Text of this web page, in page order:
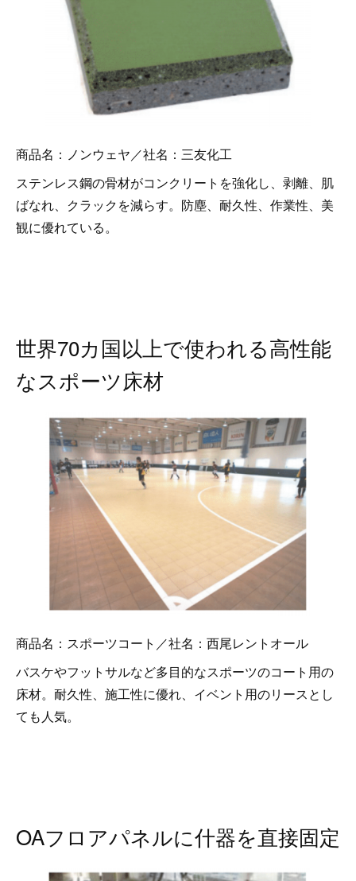
商品名：ノンウェヤ／社名：三友化工
ステンレス鋼の骨材がコンクリートを強化し、剥離、肌
ばなれ、クラックを減らす。防塵、耐久性、作業性、美
観に優れている。
世界70カ国以上で使われる高性能
なスポーツ床材
商品名：スポーツコート／社名：西尾レントオール
バスケやフットサルなど多目的なスポーツのコート用の
床材。耐久性、施工性に優れ、イベント用のリースとし
ても人気。
OAフロアパネルに什器を直接固定